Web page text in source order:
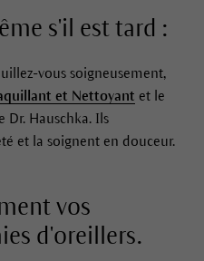
s'il est tard :
vous soigneusement,
et Nettoyant et le
Dr. Hauschka. Ils
et la soignent en douceur.
vos
d'oreillers.